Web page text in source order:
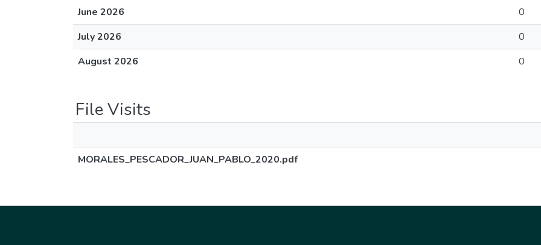
June 2026
0
July 2026
0
August 2026
0
File Visits
MORALES_PESCADOR_JUAN_PABLO_2020.pdf